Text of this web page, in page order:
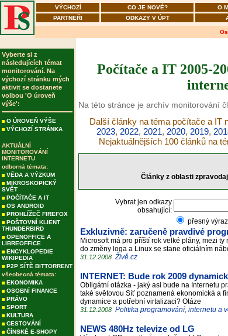
VÝCHOZÍ CO JE NOVÉ? O
PARTNEŘI
ODKAZY V ÚPT
Vyberte si z
následujících témat
monitorování. Na
výchozí stránku mých
aktivit se dostanete
volbou 'O úroveň
výše':
O ÚROVEŇ VÝŠE
VÝCHOZÍ STRÁNKA
AKTUÁLNÍ
MONITOROVÁNÍ
INTERNETU
odborná témata:
VĚDA A VÝZKUM
MIKROSKOPICKÝ
SVĚT
POČÍTAČE A IT
OS ANDROID
PROHLÍŽEČ FIREFOX
POŠTOVNÍ KLIENT
THUNDERBIRD
OPENOFFICE A
LIBREOFFICE
ENCYKLOPEDIE
WIKIPEDIA
P2P SÍTĚ BITTORRENT
všeobecná témata:
EKONOMIKA
OSOBNÍ FINANCE
PRÁVO
SPORT
KULTURA
CESTOVÁNÍ
ČÍNSKÉ E-SHOPY
Počítače a IT 2005-
Na této stránce je archív monitorování
Další články na téma počítače a IT
2023, 2022, 2021, 2020, 2019,
Nejaktuálnějších 100 článků na
Články z oblasti
Vybrat jen odkazy
obsahující:
přesný
Exkluzivně: zaručeně pravdivé
Microsoft má pro příští rok velké plány, mezi
do změny loga a Linux se stane oficiálním
31.12.2008 Živě.cz
INTERNET: Bude rok 2009
Obligátní otázka - jaký asi bude na Internetu
také světovou Síť poznamená ekonomická a
dynamice a potřební virtalizaci? Otáze
31.12.2008 Politika programování, internetu a
NEWS 480Hz televize od LG